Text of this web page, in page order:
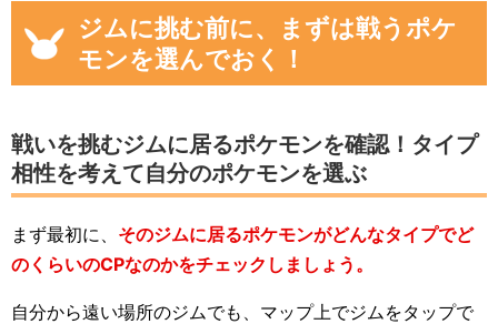
ジムに挑む前に、まずは戦うポケ
モンを選んでおく！
戦いを挑むジムに居るポケモンを確認！タイプ
相性を考えて自分のポケモンを選ぶ
まず最初に、 そのジムに居るポケモンがどんなタイプでど
のくらいのCPなのかをチェックしましょう。
自分から遠い場所のジムでも、マップ上でジムをタップで